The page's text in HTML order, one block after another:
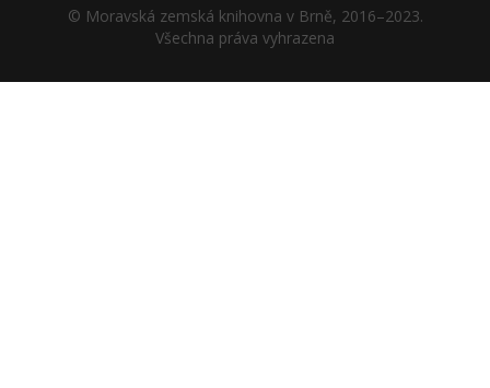
© Moravská zemská knihovna v Brně, 2016–2023.
Všechna práva vyhrazena